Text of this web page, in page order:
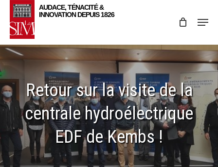
Skip
main
content
Menu
Retour sur la visite de la
centrale hydroélectrique
EDF de Kembs !